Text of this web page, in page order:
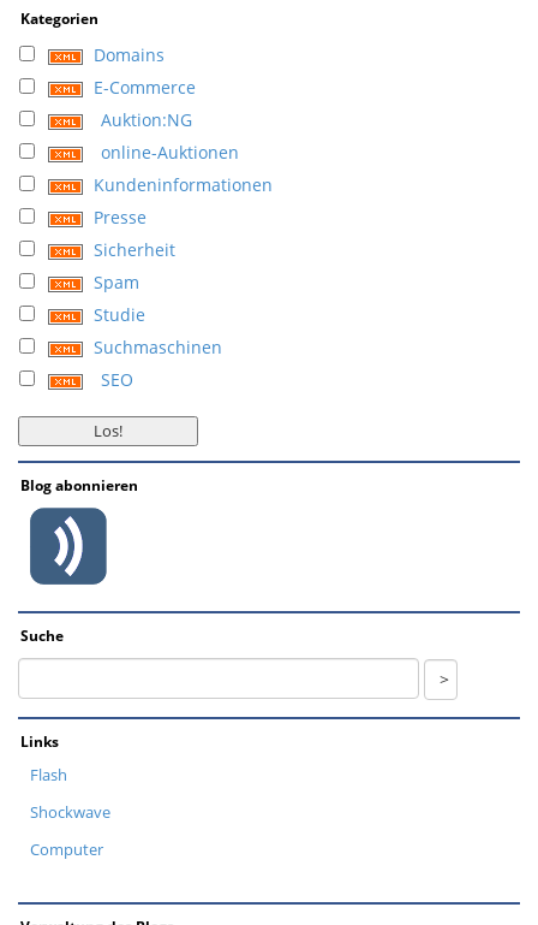
Kategorien
Domains
E-Commerce
Auktion:NG
online-Auktionen
Kundeninformationen
Presse
Sicherheit
Spam
Studie
Suchmaschinen
SEO
Blog abonnieren
Suche
Links
Flash
Shockwave
Computer